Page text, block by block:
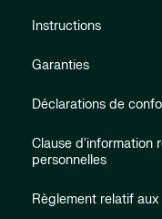
Instructions
Garanties
Déclarations de
Clause d'information
personnelles
Règlement relatif